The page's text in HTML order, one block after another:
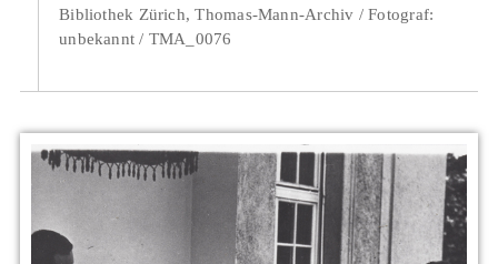
Bibliothek Zürich, Thomas-Mann-Archiv / Fotograf:
unbekannt / TMA_0076